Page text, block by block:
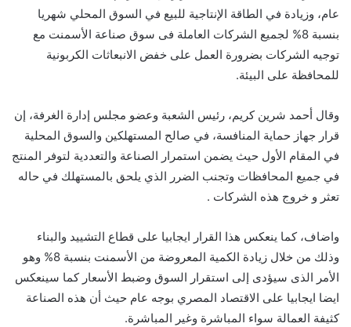
عام، وزيادة في الطاقة الإنتاجية للبيع في السوق المحلي شهريا
بنسبة 8% لجميع الشركات العاملة فى سوق صناعة الأسمنت مع
توجيه الشركات بضرورة العمل على خفض الانبعاثات الكربونية
للمحافظة على البيئة.
وقال أحمد شرين كريم، رئيس الشعبة وعضو مجلس إدارة الغرفة، إن
قرار جهاز حماية المنافسة، في صالح المستهلكين والسوق المحلية
في المقام الأول حيث يضمن استمرار الصناعة والتعددية لتوفر المنتج
في جميع المحافظات وتجنب الضرر الذي يلحق بالمستهلك في حاله
تعثر و خروج هذه الشركات .
واضاف، كما ينعكس هذا القرار ايجابيا على قطاع التشييد والبناء
وذلك من خلال زيادة الكمية المعروضة من الأسمنت بنسبة 8% وهو
الأمر الذى سيؤدى إلى استقرار السوق وضبط الأسعار كما سينعكس
ايضا ايجابيا على الاقتصاد المصري بوجه عام حيث أن هذه الصناعة
كثيفة العمالة سواء المباشرة وغير المباشرة.